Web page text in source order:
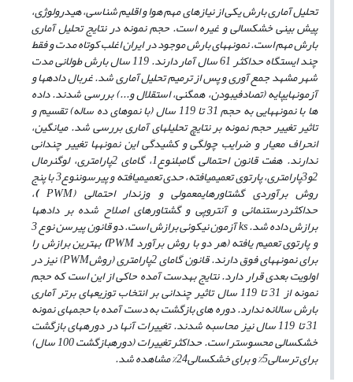
تحلیل آماری بارش یکی از نیازهای مهم هوا و اقلیم شناسی، هیدرولوژی،
پیش بینی خشکسالی و غیره است. حجم نمونه در نتایج تحلیل آماری
بارش مهم است. نمونه­های بارش موجود در ایران اغلب کوتاه مدت و فقط
چند ایستگاه حداکثر 61 سال آمار دارند. 119 سال بارش طولانی مدت
شهر مشهد جمع آوری و پس از ترمیم تحلیل­ آماری شد. غربال داده­ها و
آزمون­های­پایه (تصادفی­بودن، همگنی، استقلال و...) بررسی شدند. داده
ها با نمونه­هایی به حجم 31 تا 119 سال (با نموهای ده ساله) تقسیم و
تاثیر تغییر حجم نمونه بر نتایچ تحلیل­های آماری بررسی شد. میانگین،
انحراف معیار و ضرایب چولگی و کشیدگی این نمونه­ها تغییر چندانی
ندارند. هفت قانون احتمالی گامبل­نوع1، گامای ­2پارامتری، لوگ­نرمال
2و3پارامتری، پارتوی ­تعمیم­یافته، حدی­ تعمیم­یافته و پیرسون­نوع­3 با پنج
روش برآوردی گشتاورهای­معمولی و وزن­دار احتمالی (PWM )،
حداکثردرست­نمائی و آنتروپی و گشتاورهای اصلاح­ شده بر داده­ها
برازش داده شد. ks آزمون نیکوئی برازش است. دو قانون پیرسن نوع 3
و پارتوی تعمیم یافته (هر دو با روش برآورد PWM )بهترین برازش را
برای نمونه­های فوق دارند. قانون گامای 2پارامتری (روشPWM) نیز در
اولویت بعدی قرار دارد. نتایج به­دست آمده حاکی از این است که حجم
نمونه از 31 تا 119 سال تاثیر چندانی بر انتخاب توزیع­های برتر آماری
بارش سالانه ندارد. دوره های بازگشت به دست آمده با حجم­های نمونه
31 تا 119 سال نیز محاسبه شدند. تغییرات آنها در دوره­های بازگشت
خشکسالی محسوس­تر است. حداکثر تغییرات (دوره­بازگشت 100 سال)
برای ترسالی5% و برای خشکسالی24% مشاهده شد.